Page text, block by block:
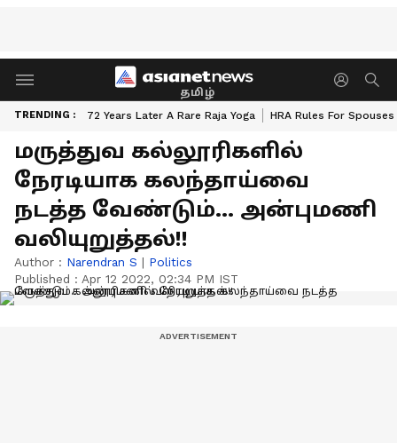
தமிழ்
TRENDING : 72 Years Later A Rare Raja Yoga HRA Rules For Spouses
மருத்துவ கல்லூரிகளில்
நேரடியாக கலந்தாய்வை
நடத்த வேண்டும்... அன்புமணி
வலியுறுத்தல்!!
Author : Narendran S | Politics
Published : Apr 12 2022, 02:34 PM IST